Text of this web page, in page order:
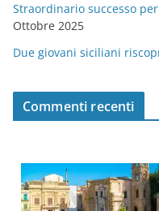
Straordinario successo
Ottobre 2025
Due giovani siciliani
Commenti recenti